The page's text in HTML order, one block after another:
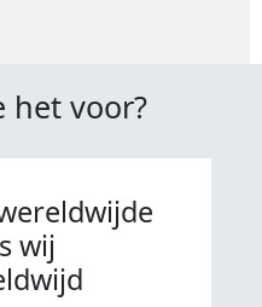
het voor?
wij